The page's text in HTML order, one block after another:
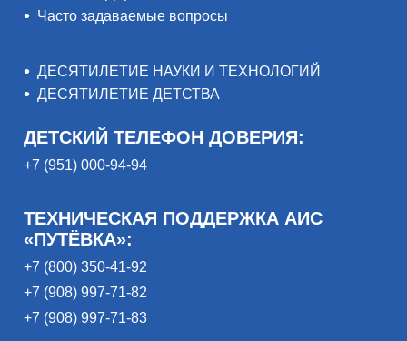
Часто задаваемые вопросы
ДЕСЯТИЛЕТИЕ НАУКИ И ТЕХНОЛОГИЙ
ДЕСЯТИЛЕТИЕ ДЕТСТВА
ДЕТСКИЙ ТЕЛЕФОН ДОВЕРИЯ:
+7 (951) 000-94-94
ТЕХНИЧЕСКАЯ ПОДДЕРЖКА АИС
«ПУТЁВКА»:
+7 (800) 350-41-92
+7 (908) 997-71-82
+7 (908) 997-71-83